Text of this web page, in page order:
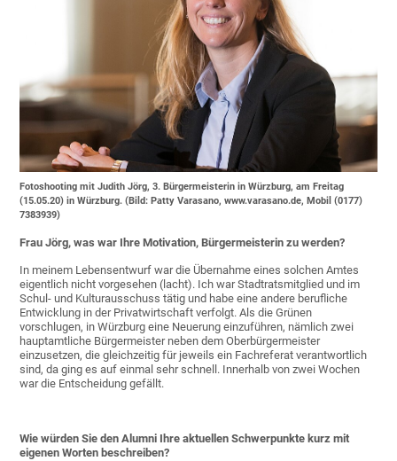
Fotoshooting mit Judith Jörg, 3. Bürgermeisterin in Würzburg, am Freitag
(15.05.20) in Würzburg. (Bild: Patty Varasano, www.varasano.de, Mobil (0177)
7383939)
Frau Jörg, was war Ihre Motivation, Bürgermeisterin zu werden?
In meinem Lebensentwurf war die Übernahme eines solchen Amtes
eigentlich nicht vorgesehen (lacht). Ich war Stadtratsmitglied und im
Schul- und Kulturausschuss tätig und habe eine andere berufliche
Entwicklung in der Privatwirtschaft verfolgt. Als die Grünen
vorschlugen, in Würzburg eine Neuerung einzuführen, nämlich zwei
hauptamtliche Bürgermeister neben dem Oberbürgermeister
einzusetzen, die gleichzeitig für jeweils ein Fachreferat verantwortlich
sind, da ging es auf einmal sehr schnell. Innerhalb von zwei Wochen
war die Entscheidung gefällt.
Wie würden Sie den Alumni Ihre aktuellen Schwerpunkte kurz mit
eigenen Worten beschreiben?